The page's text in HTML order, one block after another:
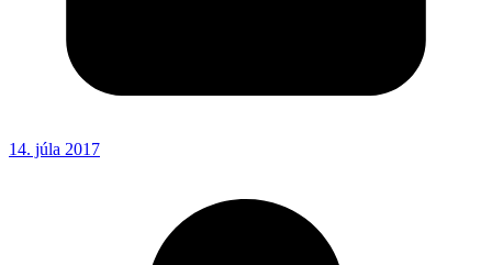
14. júla 2017